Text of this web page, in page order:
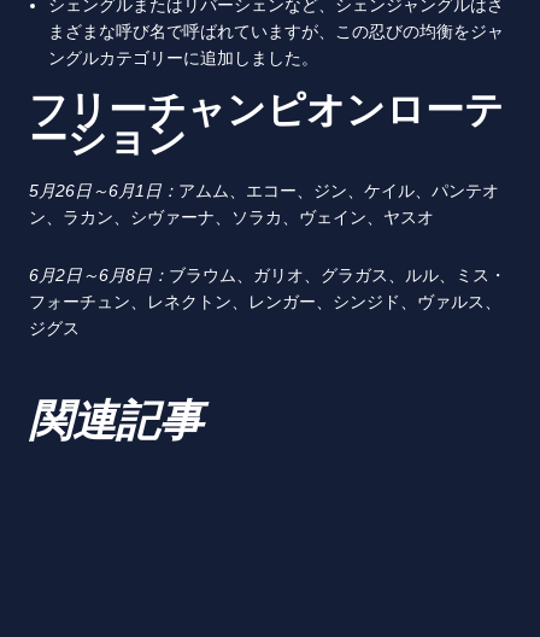
シェングルまたはリバーシェンなど、シェンジャングルはさ
まざまな呼び名で呼ばれていますが、この忍びの均衡をジャ
ングルカテゴリーに追加しました。
フリーチャンピオンローテ
ーション
5月26日～6月1 日： アムム、エコー、ジン、ケイル、パンテオ
ン、ラカン、シヴァーナ、ソラカ、ヴェイン、ヤスオ
6月2日～6月8日： ブラウム、ガリオ、グラガス、ルル、ミス・
フォーチュン、レネクトン、レンガー、シンジド、ヴァルス、
ジグス
関連記事